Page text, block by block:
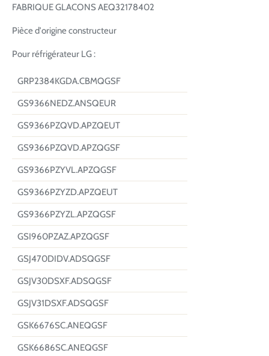
FABRIQUE GLACONS AEQ32178402
Pièce d'origine constructeur
Pour réfrigérateur LG :
GRP2384KGDA.CBMQGSF
GS9366NEDZ.ANSQEUR
GS9366PZQVD.APZQEUT
GS9366PZQVD.APZQGSF
GS9366PZYVL.APZQGSF
GS9366PZYZD.APZQEUT
GS9366PZYZL.APZQGSF
GSI960PZAZ.APZQGSF
GSJ470DIDV.ADSQGSF
GSJV30DSXF.ADSQGSF
GSJV31DSXF.ADSQGSF
GSK6676SC.ANEQGSF
GSK6686SC.ANEQGSF